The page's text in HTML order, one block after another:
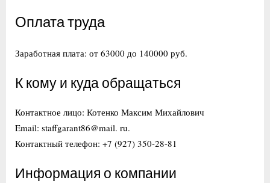
Оплата труда
Заработная плата: от 63000 до 140000 руб.
К кому и куда обращаться
Контактное лицо: Котенко Максим Михайлович
Email: staffgarant86@mail. ru.
Контактный телефон: +7 (927) 350-28-81
Информация о компании